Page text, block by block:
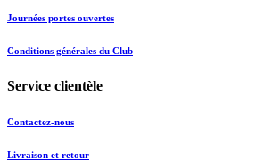
Journées portes ouvertes
Conditions générales du Club
Service clientèle
Contactez-nous
Livraison et retour